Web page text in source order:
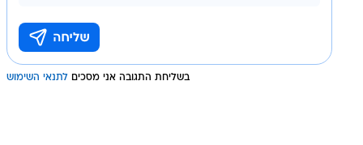
בשליחת התגובה אני מסכים לתנאי השימוש